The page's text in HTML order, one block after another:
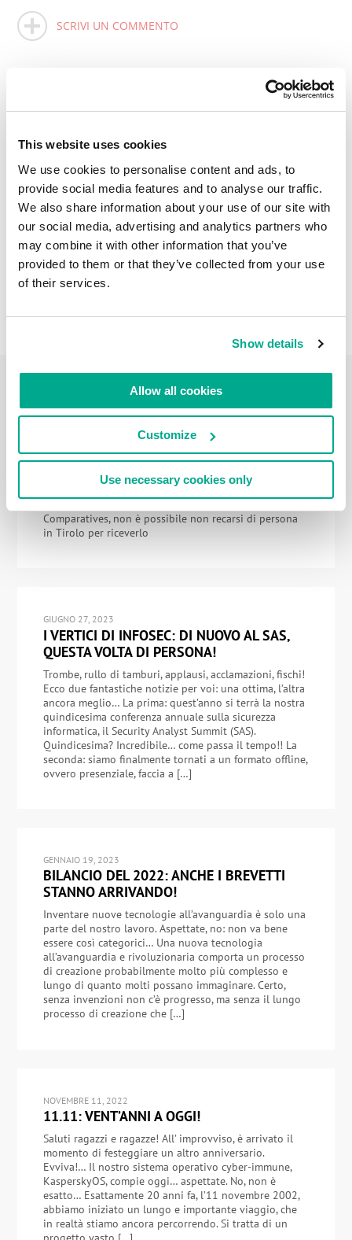
This website uses cookies
We use cookies to personalise content and ads, to
provide social media features and to analyse our traffic.
We also share information about your use of our site with
our social media, advertising and analytics partners who
may combine it with other information that you’ve
provided to them or that they’ve collected from your use
of their services.
Show details
Allow all cookies
Customize
Use necessary cookies only
SCRIVI UN COMMENTO
FEBBRAIO 27, 2024
I PREMI NON SONO MAI TROPPI.
SOPRATTUTTO SE SI TRATTA DI PREMI
EUROPEI!
Infatti, quando la tua azienda viene premiata con il
Comparatives, non è possibile non recarsi di persona
in Tirolo per riceverlo
GIUGNO 27, 2023
I VERTICI DI INFOSEC: DI NUOVO AL SAS,
QUESTA VOLTA DI PERSONA!
Trombe, rullo di tamburi, applausi, acclamazioni, fischi!
Ecco due fantastiche notizie per voi: una ottima, l’altra
ancora meglio… La prima: quest’anno si terrà la nostra
quindicesima conferenza annuale sulla sicurezza
informatica, il Security Analyst Summit (SAS).
Quindicesima? Incredibile… come passa il tempo!! La
seconda: siamo finalmente tornati a un formato offline,
ovvero presenziale, faccia a […]
GENNAIO 19, 2023
BILANCIO DEL 2022: ANCHE I BREVETTI
STANNO ARRIVANDO!
Inventare nuove tecnologie all’avanguardia è solo una
parte del nostro lavoro. Aspettate, no: non va bene
essere così categorici… Una nuova tecnologia
all’avanguardia e rivoluzionaria comporta un processo
di creazione probabilmente molto più complesso e
lungo di quanto molti possano immaginare. Certo,
senza invenzioni non c’è progresso, ma senza il lungo
processo di creazione che […]
NOVEMBRE 11, 2022
11.11: VENT’ANNI A OGGI!
Saluti ragazzi e ragazze! All’ improvviso, è arrivato il
momento di festeggiare un altro anniversario.
Evviva!… Il nostro sistema operativo cyber-immune,
KasperskyOS, compie oggi… aspettate. No, non è
esatto… Esattamente 20 anni fa, l’11 novembre 2002,
abbiamo iniziato un lungo e importante viaggio, che
in realtà stiamo ancora percorrendo. Si tratta di un